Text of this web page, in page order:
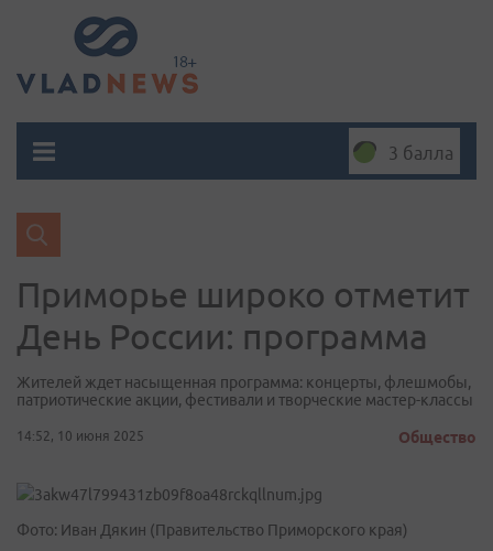
3 балла
Приморье широко отметит
День России: программа
Жителей ждет насыщенная программа: концерты, флешмобы,
патриотические акции, фестивали и творческие мастер-классы
14:52, 10 июня 2025 Общество
Фото: Иван Дякин (Правительство Приморского края)